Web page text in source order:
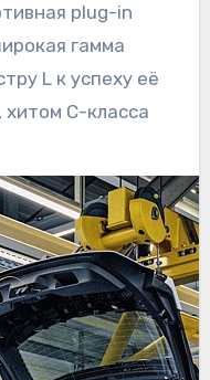
plug-in
гамма
L к успеху её
С-класса